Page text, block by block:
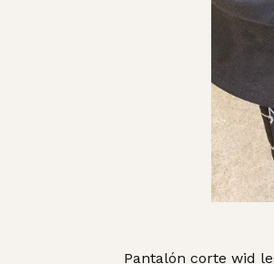
Pantalón corte wid